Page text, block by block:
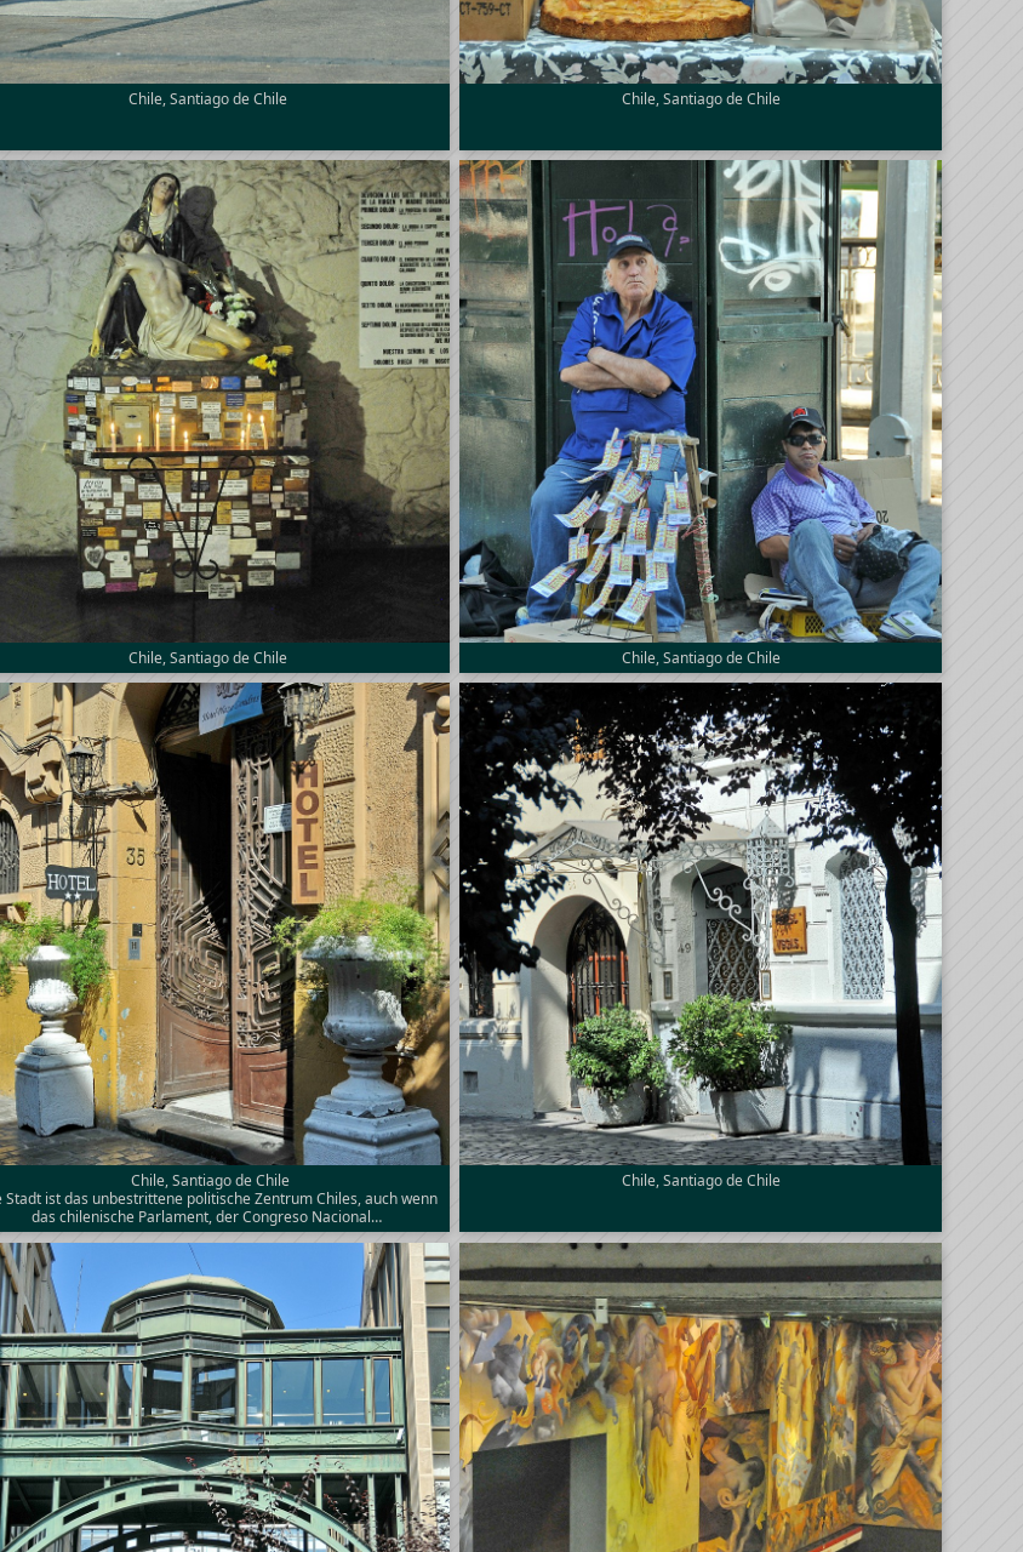
Chile, Santiago de Chile Chile, Santiago de Chile
Chile, Santiago de Chile Chile, Santiago de Chile
Chile, Santiago de Chile
Stadt ist das unbestrittene politische Zentrum Chiles, auch wenn
das chilenische Parlament, der Congreso Nacional…
Chile, Santiago de Chile